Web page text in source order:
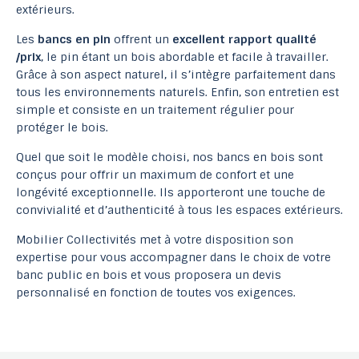
extérieurs.
Les bancs en pin offrent un excellent rapport qualité
/prix, le pin étant un bois abordable et facile à travailler.
Grâce à son aspect naturel, il s’intègre parfaitement dans
tous les environnements naturels. Enfin, son entretien est
simple et consiste en un traitement régulier pour
protéger le bois.
Quel que soit le modèle choisi, nos bancs en bois sont
conçus pour offrir un maximum de confort et une
longévité exceptionnelle. Ils apporteront une touche de
convivialité et d’authenticité à tous les espaces extérieurs.
Mobilier Collectivités met à votre disposition son
expertise pour vous accompagner dans le choix de votre
banc public en bois et vous proposera un devis
personnalisé en fonction de toutes vos exigences.